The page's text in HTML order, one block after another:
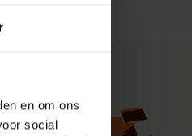
en om ons
social